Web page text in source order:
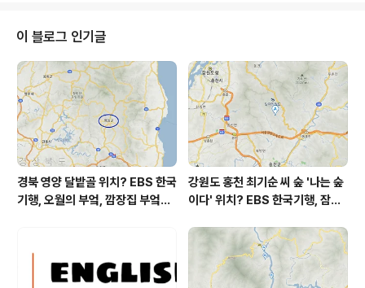
현실에서는 금수강산 들과 산과 강을 1년 365일 파디비는
자들 앞에서 우리는 행복해지기 어렵습니다. 그럼에도(그
래서?) 일상 속에서 (무슨 노래 제목처럼) 행복한 나를 생각
합니다. (릴레이를 핑계삼아) 나를 행복하게 하는 것들을
생각해 봅니다. 안 그래도 한번 적고 싶은 주제였는데 마침
잘 되었단. ^^ ▩..
이 블로그 인기글
경북 영양 달밭골 위치? EBS 한국
기행, 오월의 부엌, 깜장집 부엌은
한 곳, 영양읍 상원리. KBS 인간극
장 임분노미 할머니
강원도 홍천 최기순 씨 숲 '나는 숲
이다' 위치? EBS 한국기행, 잠시
군 최기순 씨 캠핑장 펜션 어디? /
강원도 홍천군 가볼 만한 곳, (구)
까르돈, kbs 인간극장